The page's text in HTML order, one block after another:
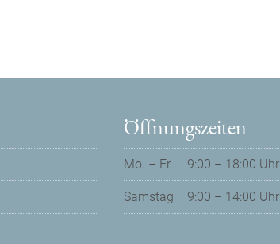
Öffnungszeiten
Mo. – Fr. 9:00 – 18:00 Uhr
Samstag 9:00 – 14:00 Uhr